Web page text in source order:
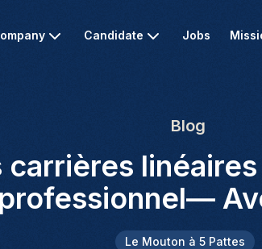
Candidate Jobs
Blog
carrières
Le Mouton à 5 Pattes